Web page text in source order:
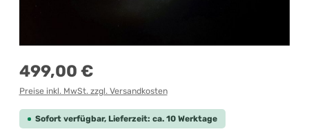
Regulärer Preis:
499,00 €
Preise inkl. MwSt. zzgl. Versandkosten
Sofort verfügbar, Lieferzeit: ca. 10 Werktage